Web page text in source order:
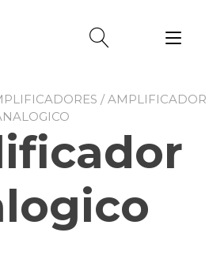
/ AMPLIFICADOR